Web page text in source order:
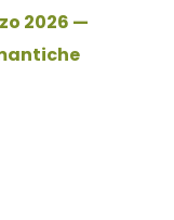
2026 —